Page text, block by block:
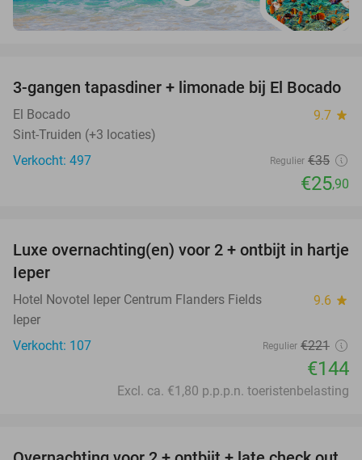
26%
3-gangen tapasdiner + limonade bij El Bocado
El Bocado 9.7 star
Sint-Truiden (+3 locaties)
Verkocht: 497
Regulier €35
€25,90
35%
Luxe overnachting(en) voor 2 + ontbijt in hartje
Ieper
Hotel Novotel Ieper Centrum Flanders Fields 9.6 star
Ieper
Verkocht: 107
Regulier €221
€144
Excl. ca. €1,80 p.p.p.n. toeristenbelasting